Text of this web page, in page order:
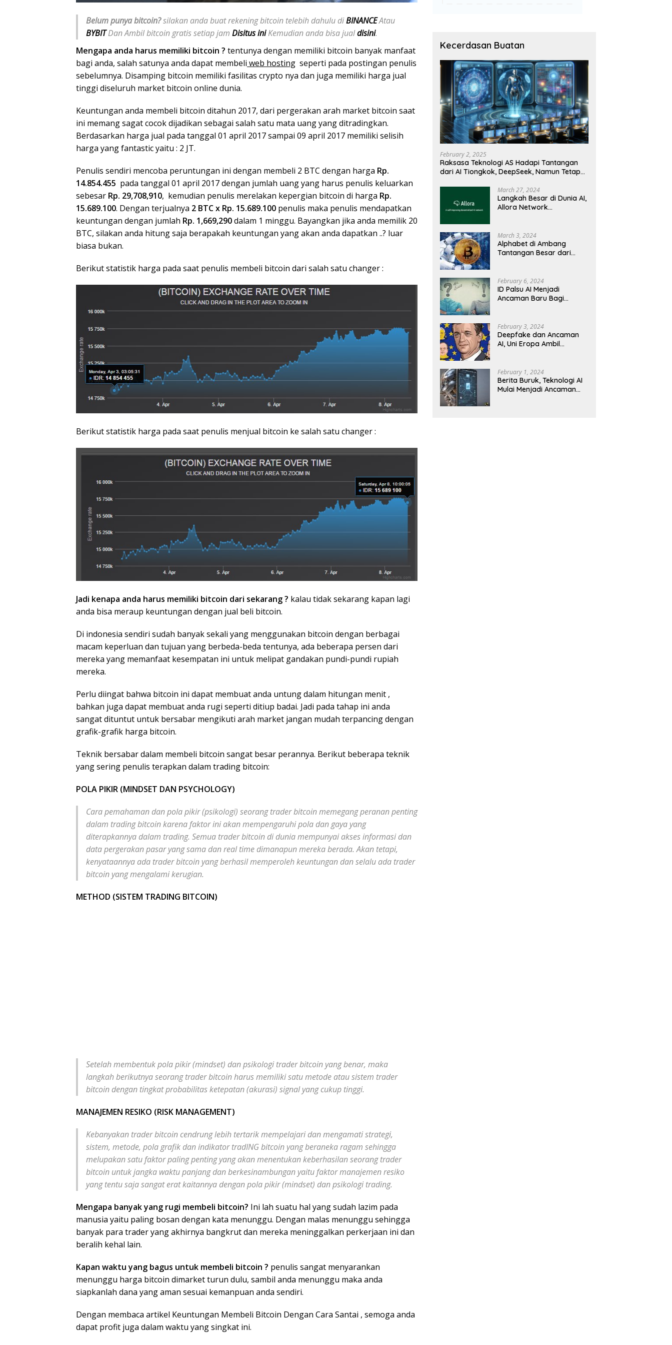
Belum punya bitcoin?silakan anda buat rekening bitcoin telebih dahulu diBINANCEAtau
BYBITDan Ambil bitcoin gratis setiap jam Disitus iniKemudian anda bisa jualdisini.
Mengapa anda harus memiliki bitcoin ? tentunya dengan memiliki bitcoin banyak manfaat
bagi anda, salah satunya anda dapat membeli web hosting seperti pada postingan penulis
sebelumnya. Disamping bitcoin memiliki fasilitas crypto nya dan juga memiliki harga jual
tinggi diseluruh market bitcoin online dunia.
Keuntungan anda membeli bitcoin ditahun 2017, dari pergerakan arah market bitcoin saat
ini memang sagat cocok dijadikan sebagai salah satu mata uang yang ditradingkan.
Berdasarkan harga jual pada tanggal 01 april 2017 sampai 09 april 2017 memiliki selisih
harga yang fantastic yaitu : 2 JT.
Penulis sendiri mencoba peruntungan ini dengan membeli 2 BTC dengan harga Rp.
14.854.455 pada tanggal 01 april 2017 dengan jumlah uang yang harus penulis keluarkan
sebesar Rp. 29,708,910, kemudian penulis merelakan kepergian bitcoin di harga Rp.
15.689.100. Dengan terjualnya 2 BTC x Rp. 15.689.100 penulis maka penulis mendapatkan
keuntungan dengan jumlah Rp. 1,669,290dalam 1 minggu. Bayangkan jika anda memilik 20
BTC, silakan anda hitung saja berapakah keuntungan yang akan anda dapatkan ..? luar
biasa bukan.
Berikut statistik harga pada saat penulis membeli bitcoin dari salah satu changer :
Berikut statistik harga pada saat penulis menjual bitcoin ke salah satu changer :
Jadi kenapa anda harus memiliki bitcoin dari sekarang ? kalau tidak sekarang kapan lagi
anda bisa meraup keuntungan dengan jual beli bitcoin.
Di indonesia sendiri sudah banyak sekali yang menggunakan bitcoin dengan berbagai
macam keperluan dan tujuan yang berbeda-beda tentunya, ada beberapa persen dari
mereka yang memanfaat kesempatan ini untuk melipat gandakan pundi-pundi rupiah
mereka.
Perlu diingat bahwa bitcoin ini dapat membuat anda untung dalam hitungan menit ,
bahkan juga dapat membuat anda rugi seperti ditiup badai. Jadi pada tahap ini anda
sangat dituntut untuk bersabar mengikuti arah market jangan mudah terpancing dengan
grafik-grafik harga bitcoin.
Teknik bersabar dalam membeli bitcoin sangat besar perannya. Berikut beberapa teknik
yang sering penulis terapkan dalam trading bitcoin:
POLA PIKIR (MINDSET DAN PSYCHOLOGY)
Cara pemahaman dan pola pikir (psikologi) seorang trader bitcoin memegang peranan penting
dalam trading bitcoin karena faktor ini akan mempengaruhi pola dan gaya yang
diterapkannya dalam trading. Semua trader bitcoin di dunia mempunyai akses informasi dan
data pergerakan pasar yang sama dan real time dimanapun mereka berada. Akan tetapi,
kenyataannya ada trader bitcoin yang berhasil memperoleh keuntungan dan selalu ada trader
bitcoin yang mengalami kerugian.
METHOD (SISTEM TRADING BITCOIN)
Setelah membentuk pola pikir (mindset) dan psikologi trader bitcoin yang benar, maka
langkah berikutnya seorang trader bitcoin harus memiliki satu metode atau sistem trader
bitcoin dengan tingkat probabilitas ketepatan (akurasi) signal yang cukup tinggi.
MANAJEMEN RESIKO (RISK MANAGEMENT)
Kebanyakan trader bitcoin cendrung lebih tertarik mempelajari dan mengamati strategi,
sistem, metode, pola grafik dan indikator tradING bitcoin yang beraneka ragam sehingga
melupakan satu faktor paling penting yang akan menentukan keberhasilan seorang trader
bitcoin untuk jangka waktu panjang dan berkesinambungan yaitu faktor manajemen resiko
yang tentu saja sangat erat kaitannya dengan pola pikir (mindset) dan psikologi trading.
Mengapa banyak yang rugi membeli bitcoin? Ini lah suatu hal yang sudah lazim pada
manusia yaitu paling bosan dengan kata menunggu. Dengan malas menunggu sehingga
banyak para trader yang akhirnya bangkrut dan mereka meninggalkan perkerjaan ini dan
beralih kehal lain.
Kapan waktu yang bagus untuk membeli bitcoin ? penulis sangat menyarankan
menunggu harga bitcoin dimarket turun dulu, sambil anda menunggu maka anda
siapkanlah dana yang aman sesuai kemanpuan anda sendiri.
Dengan membaca artikel Keuntungan Membeli Bitcoin Dengan Cara Santai , semoga anda
dapat profit juga dalam waktu yang singkat ini.
Kecerdasan Buatan
February 2, 2025
Raksasa Teknologi AS Hadapi Tantangan
dari AI Tiongkok, DeepSeek, Namun Tetap
March 27, 2024
Langkah Besar di Dunia AI,
Allora Network
March 3, 2024
Alphabet di Ambang
Tantangan Besar dari
February 6, 2024
ID Palsu AI Menjadi
Ancaman Baru Bagi
February 3, 2024
Deepfake dan Ancaman
AI, Uni Eropa Ambil
February 1, 2024
Berita Buruk, Teknologi AI
Mulai Menjadi Ancaman